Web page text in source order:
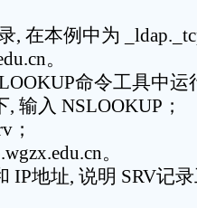
, 在本例中为
。
命令工具中
, 输入 NSLOOKUP；
；
。
IP地址, 说明 SRV记